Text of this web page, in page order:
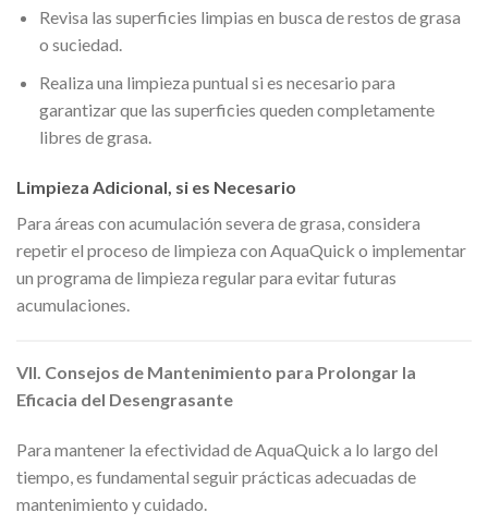
Revisa las superficies limpias en busca de restos de grasa
o suciedad.
Realiza una limpieza puntual si es necesario para
garantizar que las superficies queden completamente
libres de grasa.
Limpieza Adicional, si es Necesario
Para áreas con acumulación severa de grasa, considera
repetir el proceso de limpieza con AquaQuick o implementar
un programa de limpieza regular para evitar futuras
acumulaciones.
VII. Consejos de Mantenimiento para Prolongar la
Eficacia del Desengrasante
Para mantener la efectividad de AquaQuick a lo largo del
tiempo, es fundamental seguir prácticas adecuadas de
mantenimiento y cuidado.